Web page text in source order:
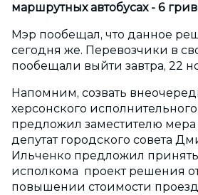
маршрутных автобусах - 6
Мэр пообещал, что данное
сегодня же. Перевозчики в
пообещали выйти завтра, 22
Напомним, созвать
херсонского
предложил заместителю
депутат городского совета
Ильченко предложил
исполкома проект решения от
повышении стоимости